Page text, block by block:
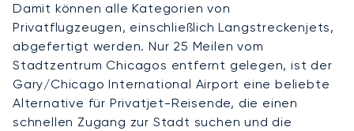
Damit können alle Kategorien von
Privatflugzeugen, einschließlich Langstreckenjets,
abgefertigt werden. Nur 25 Meilen vom
Stadtzentrum Chicagos entfernt gelegen, ist der
Gary/Chicago International Airport eine beliebte
Alternative für Privatjet-Reisende, die einen
schnellen Zugang zur Stadt suchen und die